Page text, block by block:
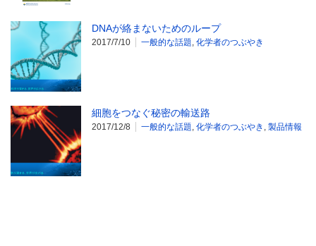
DNAが絡まないためのループ
2017/7/10 一般的な話題 化学者のつぶやき
細胞をつなぐ秘密の輸送路
2017/12/8 一般的な話題 化学者のつぶやき 製品情報